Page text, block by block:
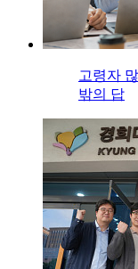
고령자
밖의 답